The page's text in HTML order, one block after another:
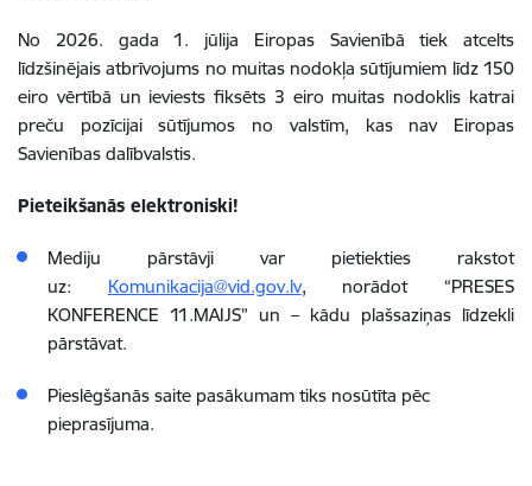
No 2026. gada 1. jūlija Eiropas Savienībā tiek atcelts
līdzšinējais atbrīvojums no muitas nodokļa sūtījumiem līdz 150
eiro vērtībā un ieviests fiksēts 3 eiro muitas nodoklis katrai
preču pozīcijai sūtījumos no valstīm, kas nav Eiropas
Savienības dalībvalstis.
Pieteikšanās elektroniski!
Mediju pārstāvji var pietiekties rakstot
uz: Komunikacija@vid.gov.lv, norādot “PRESES
KONFERENCE 11.MAIJS” un – kādu plašsaziņas līdzekli
pārstāvat.
Pieslēgšanās saite pasākumam tiks nosūtīta pēc
pieprasījuma.